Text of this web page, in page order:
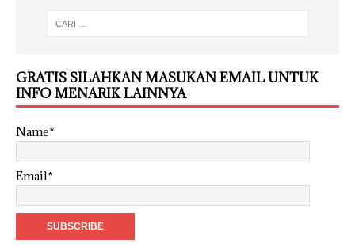
GRATIS SILAHKAN MASUKAN EMAIL UNTUK
INFO MENARIK LAINNYA
Name*
Email*